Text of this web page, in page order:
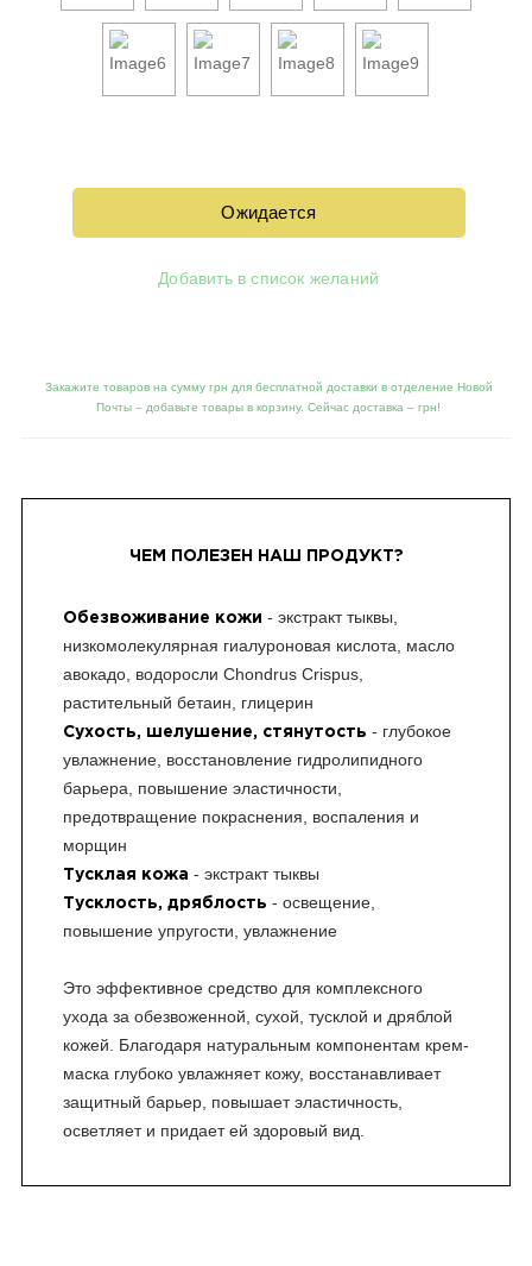
Ожидается
Добавить в список желаний
Закажите товаров на сумму грн для бесплатной доставки в отделение Новой
Почты – добавьте товары в корзину. Сейчас доставка –грн!
ЧЕМ ПОЛЕЗЕН НАШ ПРОДУКТ?
Обезвоживание кожи - экстракт тыквы,
низкомолекулярная гиалуроновая кислота, масло
авокадо, водоросли Chondrus Crispus,
растительный бетаин, глицерин
Сухость, шелушение, стянутость - глубокое
увлажнение, восстановление гидролипидного
барьера, повышение эластичности,
предотвращение покраснения, воспаления и
морщин
Тусклая кожа - экстракт тыквы
Тусклость, дряблость - освещение,
повышение упругости, увлажнение
Это эффективное средство для комплексного
ухода за обезвоженной, сухой, тусклой и дряблой
кожей. Благодаря натуральным компонентам крем-
маска глубоко увлажняет кожу, восстанавливает
защитный барьер, повышает эластичность,
осветляет и придает ей здоровый вид.